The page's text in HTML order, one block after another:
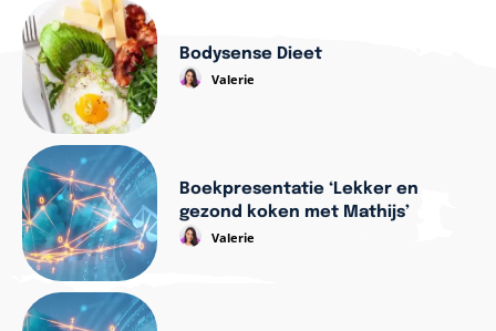
Bodysense Dieet
Valerie
Boekpresentatie ‘Lekker en
gezond koken met Mathijs’
Valerie